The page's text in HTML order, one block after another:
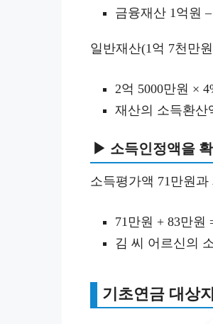
금융재산 1억원
일반재산(1억 7천만
2억 5000만원 ×
재산의 소득환산
▶ 소득인정액을
소득평가액 71만원
71만원 + 83만원
김 씨 어르신의
기초연금 대상